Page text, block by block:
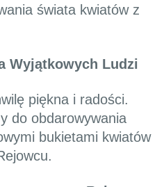
świata kwiatów z
Wyjątkowych Ludzi
piękna i radości.
do obdarowywania
bukietami kwiatów